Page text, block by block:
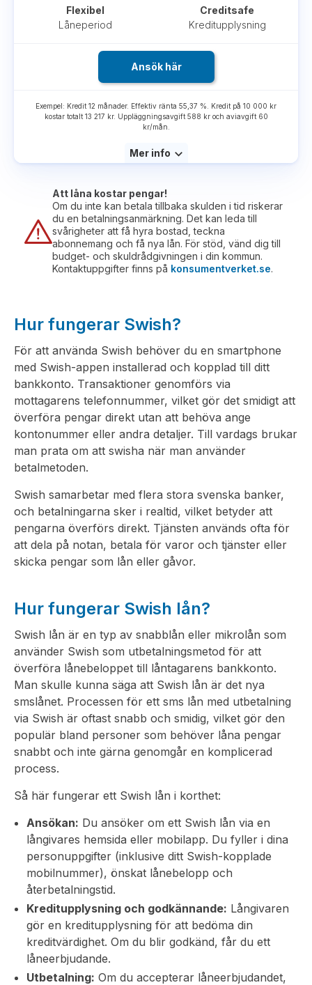
Låneperiod
Flexibel
Kreditupplysning
Creditsafe
Ansök här
Exempel: Kredit 12 månader. Effektiv ränta 55,37 %. Kredit på 10 000 kr
kostar totalt 13 217 kr. Uppläggningsavgift 588 kr och aviavgift 60
kr/mån.
Mer info
Att låna kostar pengar!
Om du inte kan betala tillbaka skulden i tid riskerar
du en betalningsanmärkning. Det kan leda till
svårigheter att få hyra bostad, teckna
abonnemang och få nya lån. För stöd, vänd dig till
budget- och skuldrådgivningen i din kommun.
Kontaktuppgifter finns på konsumentverket.se.
Hur fungerar Swish?
För att använda Swish behöver du en smartphone
med Swish-appen installerad och kopplad till ditt
bankkonto. Transaktioner genomförs via
mottagarens telefonnummer, vilket gör det smidigt att
överföra pengar direkt utan att behöva ange
kontonummer eller andra detaljer. Till vardags brukar
man prata om att swisha när man använder
betalmetoden.
Swish samarbetar med flera stora svenska banker,
och betalningarna sker i realtid, vilket betyder att
pengarna överförs direkt. Tjänsten används ofta för
att dela på notan, betala för varor och tjänster eller
skicka pengar som lån eller gåvor.
Hur fungerar Swish lån?
Swish lån är en typ av snabblån eller mikrolån som
använder Swish som utbetalningsmetod för att
överföra lånebeloppet till låntagarens bankkonto.
Man skulle kunna säga att Swish lån är det nya
smslånet. Processen för ett sms lån med utbetalning
via Swish är oftast snabb och smidig, vilket gör den
populär bland personer som behöver låna pengar
snabbt och inte gärna genomgår en komplicerad
process.
Så här fungerar ett Swish lån i korthet:
Ansökan: Du ansöker om ett Swish lån via en
långivares hemsida eller mobilapp. Du fyller i dina
personuppgifter (inklusive ditt Swish-kopplade
mobilnummer), önskat lånebelopp och
återbetalningstid.
Kreditupplysning och godkännande: Långivaren
gör en kreditupplysning för att bedöma din
kreditvärdighet. Om du blir godkänd, får du ett
låneerbjudande.
Utbetalning: Om du accepterar låneerbjudandet,